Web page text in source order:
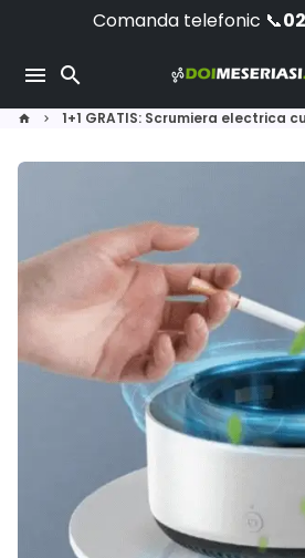
content
Comanda telefonic 📞
menu search
home keyboard_arrow_right 1+1 GRATIS: Scrumiera electrica